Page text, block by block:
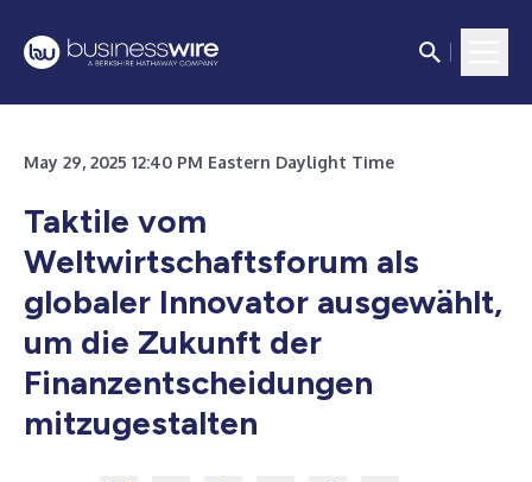
May 29, 2025 12:40 PM Eastern Daylight Time
Taktile vom
Weltwirtschaftsforum als
globaler Innovator ausgewählt,
um die Zukunft der
Finanzentscheidungen
mitzugestalten